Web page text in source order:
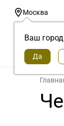
Москва
Ваш город